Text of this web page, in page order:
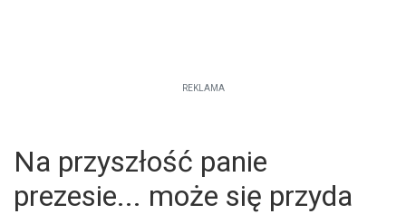
REKLAMA
Na przyszłość panie
prezesie... może się przyda